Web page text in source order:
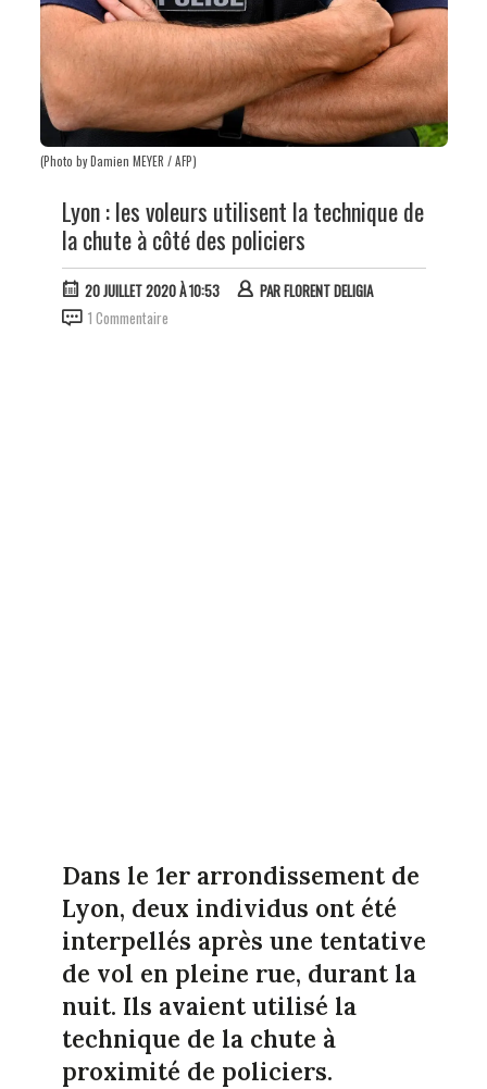
(Photo by Damien MEYER / AFP)
Lyon : les voleurs utilisent la technique de
la chute à côté des policiers
20 JUILLET 2020 À 10:53 PARFLORENT DELIGIA
1 Commentaire
Dans le 1er arrondissement de
Lyon, deux individus ont été
interpellés après une tentative
de vol en pleine rue, durant la
nuit. Ils avaient utilisé la
technique de la chute à
proximité de policiers.